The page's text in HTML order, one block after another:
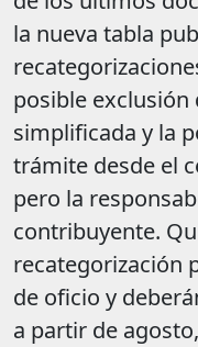
la nueva tabla
posible exclusión
simplificada y la
trámite desde el
pero la
contribuyente.
recategorización
de oficio y
a partir de